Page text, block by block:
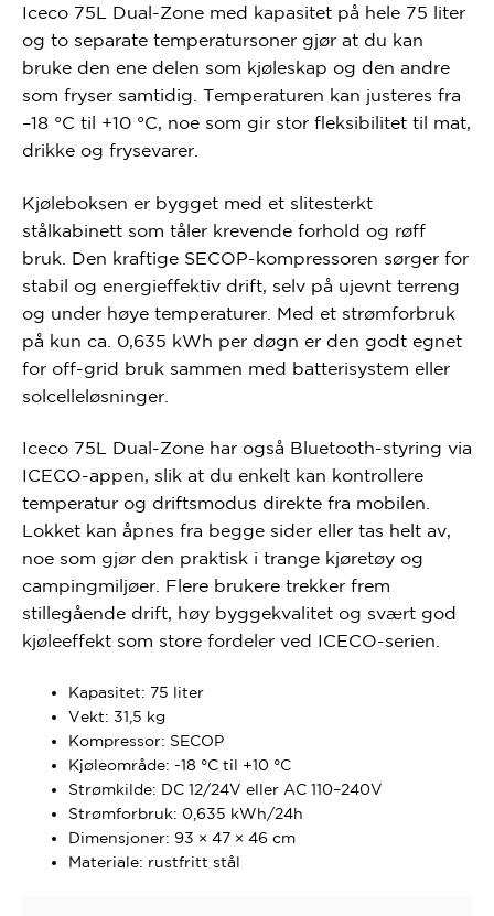
Iceco 75L Dual-Zone med kapasitet på hele 75 liter
og to separate temperatursoner gjør at du kan
bruke den ene delen som kjøleskap og den andre
som fryser samtidig. Temperaturen kan justeres fra
–18 °C til +10 °C, noe som gir stor fleksibilitet til mat,
drikke og frysevarer.
Kjøleboksen er bygget med et slitesterkt
stålkabinett som tåler krevende forhold og røff
bruk. Den kraftige SECOP-kompressoren sørger for
stabil og energieffektiv drift, selv på ujevnt terreng
og under høye temperaturer. Med et strømforbruk
på kun ca. 0,635 kWh per døgn er den godt egnet
for off-grid bruk sammen med batterisystem eller
solcelleløsninger.
Iceco 75L Dual-Zone har også Bluetooth-styring via
ICECO-appen, slik at du enkelt kan kontrollere
temperatur og driftsmodus direkte fra mobilen.
Lokket kan åpnes fra begge sider eller tas helt av,
noe som gjør den praktisk i trange kjøretøy og
campingmiljøer. Flere brukere trekker frem
stillegående drift, høy byggekvalitet og svært god
kjøleeffekt som store fordeler ved ICECO-serien.
Kapasitet: 75 liter
Vekt: 31,5 kg
Kompressor: SECOP
Kjøleområde: -18 °C til +10 °C
Strømkilde: DC 12/24V eller AC 110–240V
Strømforbruk: 0,635 kWh/24h
Dimensjoner: 93 × 47 × 46 cm
Materiale: rustfritt stål